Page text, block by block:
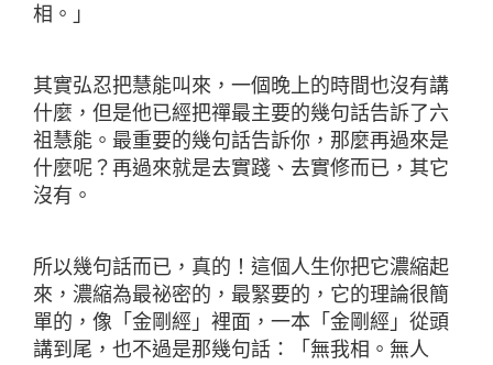
相。」
其實弘忍把慧能叫來，一個晚上的時間也沒有講
什麼，但是他已經把禪最主要的幾句話告訴了六
祖慧能。最重要的幾句話告訴你，那麼再過來是
什麼呢？再過來就是去實踐、去實修而已，其它
沒有。
所以幾句話而已，真的！這個人生你把它濃縮起
來，濃縮為最祕密的，最緊要的，它的理論很簡
單的，像「金剛經」裡面，一本「金剛經」從頭
講到尾，也不過是那幾句話：「無我相。無人